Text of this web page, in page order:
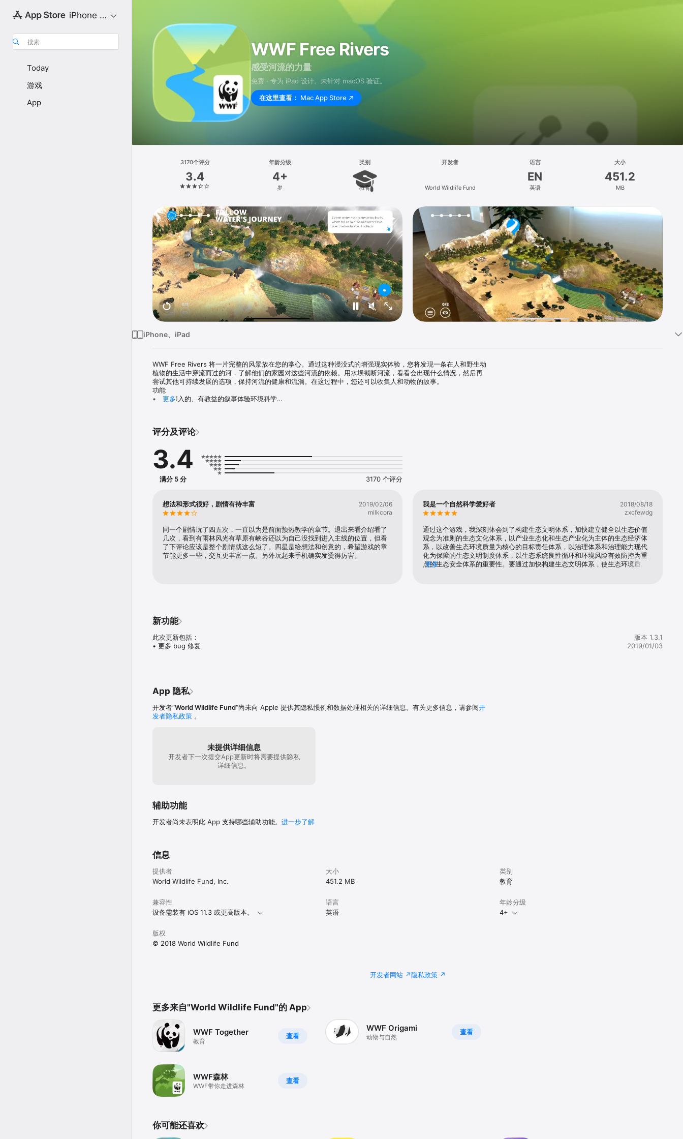
iPhone 专区
搜索
Today
游戏
App
WWF Free Rivers
感受河流的力量
免费 · 专为 iPad 设计。未针对 macOS 验证。
在这里查看： Mac App Store
3170个评分
3.4
年龄分级
4+
岁
类别
教育
开发者
World Wildlife Fund
语言
EN
英语
大小
451.2
MB
iPhone、iPad
WWF Free Rivers 将一片完整的风景放在您的掌心。通过这种浸没式的增强现实体验，您将发现一条在人和野生动
植物的生活中穿流而过的河，了解他们的家园对这些河流的依赖。用水坝截断河流，看看会出现什么情况，然后再
尝试其他可持续发展的选项，保持河流的健康和流淌。在这过程中，您还可以收集人和动物的故事。
功能
• 通过深入的、有教益的叙事体验环境科学
• 世界河流的增强现实地图 - 以及他们面临的一些最大的威胁和机遇
更多
评分及评论
3.4
满分 5 分 3170 个评分
想法和形式很好，剧情有待丰富
2019/02/06
milkcora
同一个剧情玩了四五次，一直以为是前面预热教学的章节。退出来看介绍看了
几次，看到有雨林风光有草原有峡谷还以为自己没找到进入主线的位置，但看
了下评论应该是整个剧情就这么短了。四星是给想法和创意的，希望游戏的章
节能更多一些，交互更丰富一点。另外玩起来手机确实发烫得厉害。
我是一个自然科学爱好者
2018/08/18
zxcfewdg
通过这个游戏，我深刻体会到了构建生态文明体系，加快建立健全以生态价值
观念为准则的生态文化体系，以产业生态化和生态产业化为主体的生态经济体
系，以改善生态环境质量为核心的目标责任体系，以治理体系和治理能力现代
化为保障的生态文明制度体系，以生态系统良性循环和环境风险有效防控为重
点的生态安全体系的重要性。要通过加快构建生态文明体系，使生态环境质量
更多
新功能
此次更新包括：
• 更多 bug 修复
版本 1.3.1
2019/01/03
App 隐私
开发者“World Wildlife Fund”尚未向 Apple 提供其隐私惯例和数据处理相关的详细信息。有关更多信息，请参阅开
发者隐私政策 。
未提供详细信息
开发者下一次提交App更新时将需要提供隐私
详细信息。
辅助功能
开发者尚未表明此 App 支持哪些辅助功能。 进一步了解
信息
提供者
World Wildlife Fund, Inc.
大小
451.2 MB
类别
教育
兼容性
设备需装有 iOS 11.3 或更高版本。
语言
英语
年龄分级
4+
版权
© 2018 World Wildlife Fund
开发者网站 隐私政策
更多来自"World Wildlife Fund"的 App
查看
WWF Together
教育
查看
WWF森林
WWF带你走进森林
查看
WWF Origami
动物与自然
你可能还喜欢